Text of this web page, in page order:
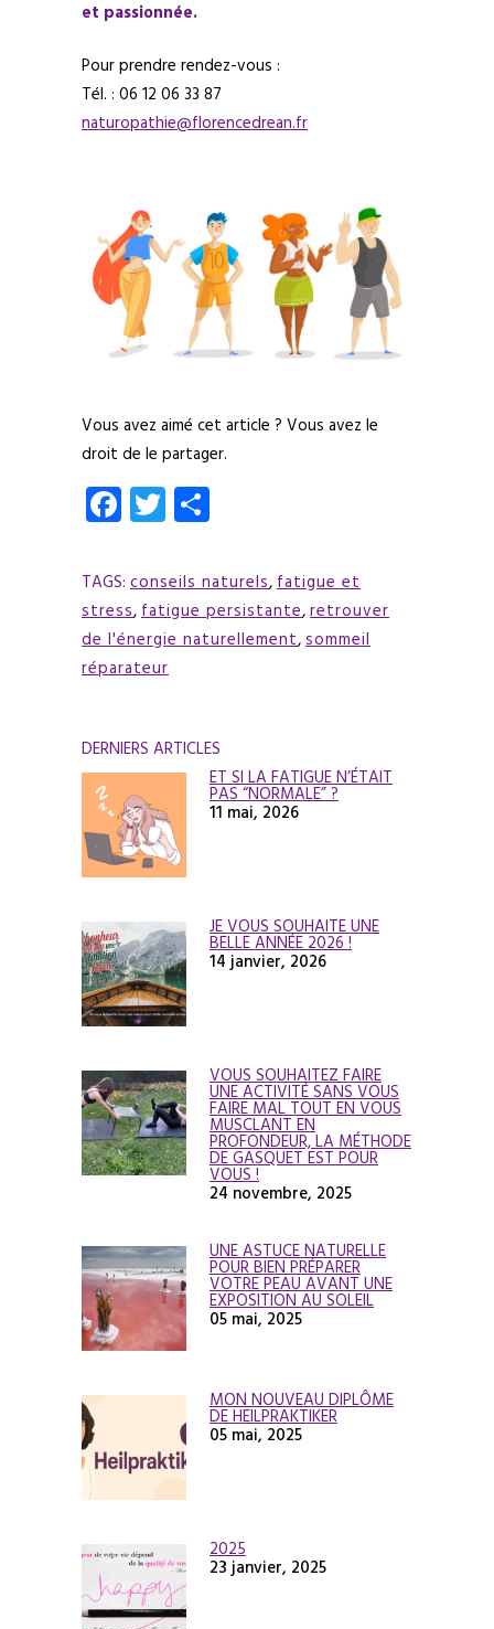
et passionnée.
Pour prendre rendez-vous :
Tél. : 06 12 06 33 87
naturopathie@florencedrean.fr
Vous avez aimé cet article ? Vous avez le
droit de le partager.
Facebook
Twitter
TAGS: conseils naturels, fatigue et
stress, fatigue persistante,retrouver
de l'énergie naturellement,sommeil
réparateur
DERNIERS ARTICLES
ET SI LA FATIGUE N’ÉTAIT
PAS “NORMALE” ?
11 mai, 2026
JE VOUS SOUHAITE UNE
BELLE ANNÉE 2026 !
14 janvier, 2026
VOUS SOUHAITEZ FAIRE
UNE ACTIVITÉ SANS VOUS
FAIRE MAL TOUT EN VOUS
MUSCLANT EN
PROFONDEUR, LA MÉTHODE
DE GASQUET EST POUR
VOUS !
24 novembre, 2025
UNE ASTUCE NATURELLE
POUR BIEN PRÉPARER
VOTRE PEAU AVANT UNE
EXPOSITION AU SOLEIL
05 mai, 2025
MON NOUVEAU DIPLÔME
DE HEILPRAKTIKER
05 mai, 2025
2025
23 janvier, 2025